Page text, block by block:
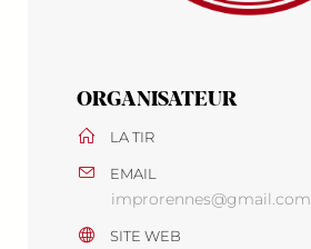
ORGANISATEUR
LA TIR
EMAIL
improrennes@gmail.com
SITE WEB